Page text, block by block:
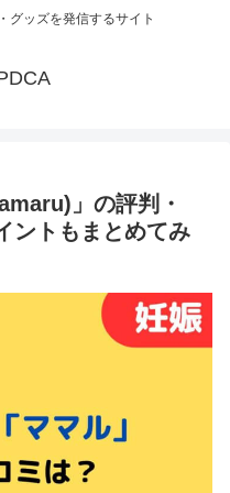
グッズを発信するサイト
」の評判・
ントもまとめてみ